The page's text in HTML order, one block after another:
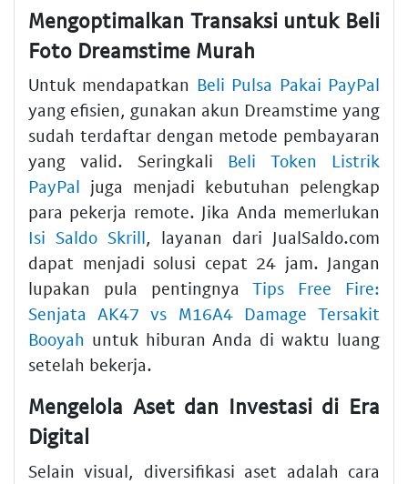
Mengoptimalkan Transaksi untuk Beli
Foto Dreamstime Murah
Untuk mendapatkan Beli Pulsa Pakai PayPal
yang efisien, gunakan akun Dreamstime yang
sudah terdaftar dengan metode pembayaran
yang valid. Seringkali Beli Token Listrik
PayPal juga menjadi kebutuhan pelengkap
para pekerja remote. Jika Anda memerlukan
Isi Saldo Skrill, layanan dari JualSaldo.com
dapat menjadi solusi cepat 24 jam. Jangan
lupakan pula pentingnyaTips Free Fire:
Senjata AK47 vs M16A4 Damage Tersakit
Booyah untuk hiburan Anda di waktu luang
setelah bekerja.
Mengelola Aset dan Investasi di Era
Digital
Selain visual, diversifikasi aset adalah cara